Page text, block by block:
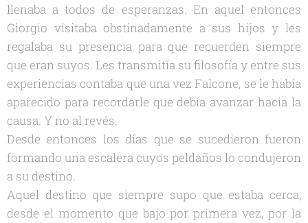
llenaba a todos de esperanzas. En aquel entonces
Giorgio visitaba obstinadamente a sus hijos y les
regalaba su presencia para que recuerden siempre
que eran suyos. Les transmitía su filosofía y entre sus
experiencias contaba que una vez Falcone, se le había
aparecido para recordarle que debía avanzar hacia la
causa. Y no al revés.
Desde entonces los días que se sucedieron fueron
formando una escalera cuyos peldaños lo condujeron
a su destino.
Aquel destino que siempre supo que estaba cerca,
desde el momento que bajo por primera vez, por la